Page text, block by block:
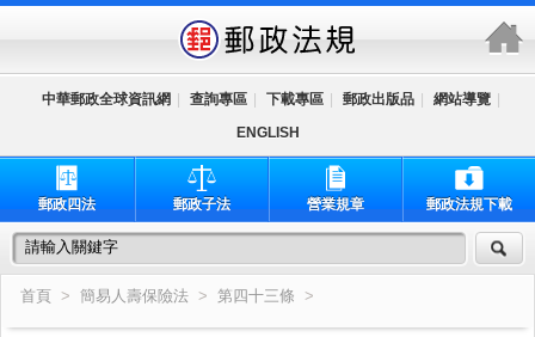
中華郵政全球資訊網 查詢專區 下載專區 郵政出版品 網站導覽
ENGLISH
郵政四法 郵政子法 營業規章 郵政法規下載
首頁 > 簡易人壽保險法 > 第四十三條 >